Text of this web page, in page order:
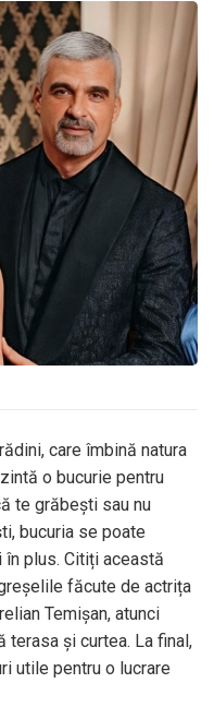
care îmbină natura
o bucurie pentru
te grăbești sau nu
bucuria se poate
plus. Citiți această
făcute de actrița
Temișan, atunci
terasa și curtea. La final,
utile pentru o lucrare